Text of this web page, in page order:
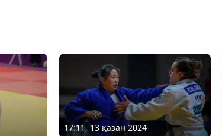
17:11, 13 қазан 2024